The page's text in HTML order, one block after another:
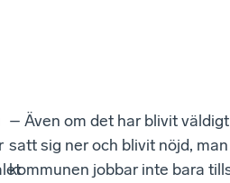
– Även om det har blivit
satt sig ner och blivit nöjd,
kommunen jobbar inte bara